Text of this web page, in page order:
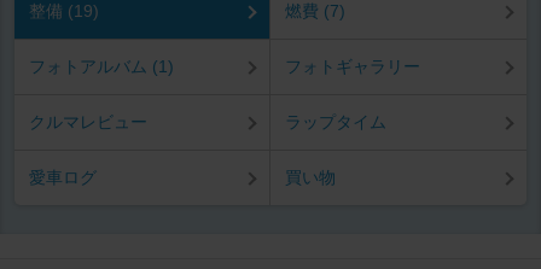
整備 (19) 燃費 (7)
フォトアルバム (1) フォトギャラリー
クルマレビュー ラップタイム
愛車ログ 買い物